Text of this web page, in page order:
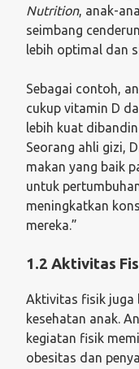
Nutrition, anak-
seimbang
lebih optimal dan
Sebagai contoh,
cukup vitamin D
lebih kuat
Seorang ahli gizi,
makan yang baik
untuk
meningkatkan
mereka.”
1.2 Aktivitas
Aktivitas fisik juga
kesehatan anak.
kegiatan fisik
obesitas dan